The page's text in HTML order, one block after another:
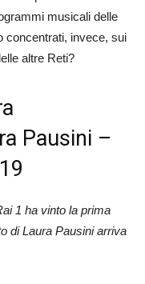
musicali delle
concentrati, invece, sui
altre Reti?
Pausini –
1 ha vinto la prima
di Laura Pausini arriva